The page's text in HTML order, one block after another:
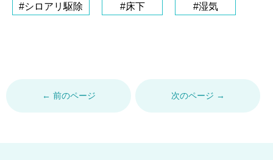
#シロアリ駆除 #床下 #湿気
← 前のページ 次のページ →